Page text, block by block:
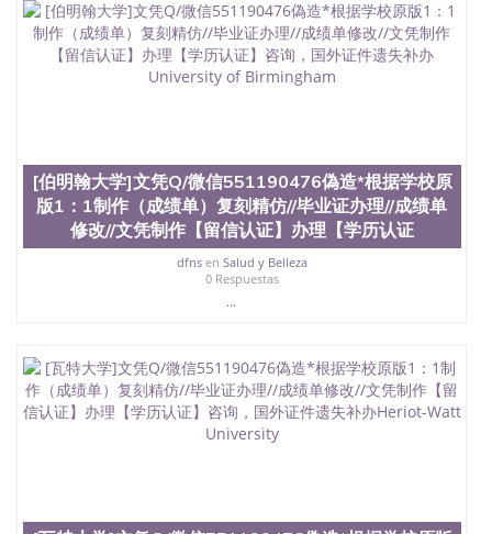
[伯明翰大学]文凭Q/微信551190476偽造*根据学校原
版1：1制作（成绩单）复刻精仿//毕业证办理//成绩单
修改//文凭制作【留信认证】办理【学历认证
dfnsen Salud y Belleza
0 Respuestas
...